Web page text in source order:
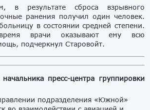
в результате сброса взрывного
ранения получил один человек.
в состоянии средней степени.
врачи оказывают ему всю
подчеркнул Старовойт.
пресс-центра группировки
подразделения «Южной»